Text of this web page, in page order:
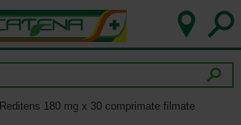
Reditens 180 mg x 30 comprimate filmate